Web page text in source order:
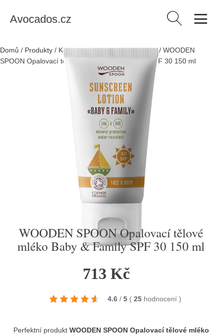
Avocados.cz Vyhledávání
Domů / Produkty / Kosmetika a zdraví/Kosmetika/ WOODEN
SPOON Opalovací tělové mléko Baby & Family SPF 30 150 ml
WOODEN SPOON Opalovací tělové
mléko Baby & Family SPF 30 150 ml
713 Kč
4.6 / 5 ( 25 hodnocení )
Perfektní produkt WOODEN SPOON Opalovací tělové mléko